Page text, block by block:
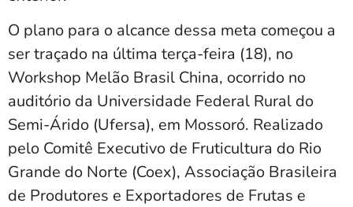
O plano para o alcance dessa meta começou a
ser traçado na última terça-feira (18), no
Workshop Melão Brasil China, ocorrido no
auditório da Universidade Federal Rural do
Semi-Árido (Ufersa), em Mossoró. Realizado
pelo Comitê Executivo de Fruticultura do Rio
Grande do Norte (Coex), Associação Brasileira
de Produtores e Exportadores de Frutas e